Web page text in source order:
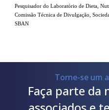
Pesquisador do Laboratório de Dieta,
Comissão Técnica de Divulgação,
SBAN
Torne-se um
Faça parte da